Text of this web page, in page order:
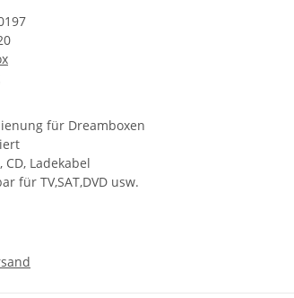
für Dreamboxen
Ladekabel
für TV,SAT,DVD usw.